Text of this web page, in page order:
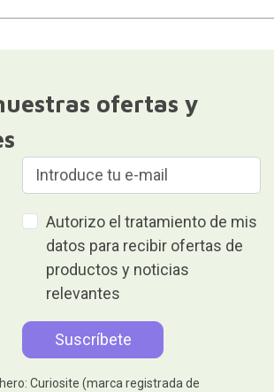
ofertas y
Autorizo el tratamiento de mis
datos para recibir ofertas de
productos y noticias
relevantes
Curiosite (marca registrada de